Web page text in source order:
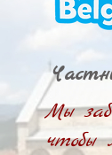
Мы
чтобы